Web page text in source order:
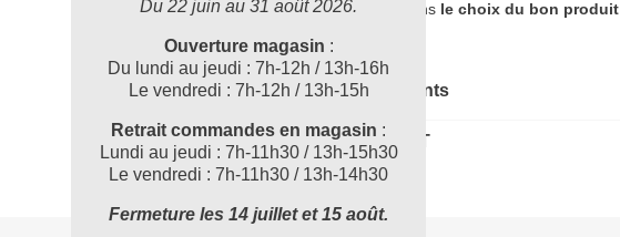
accompagner dans le choix du bon produit
Documents joints
0106100_FT
Du 22 juin au 31 août 2026.
Ouverture magasin :
Du lundi au jeudi : 7h-12h / 13h-16h
Le vendredi : 7h-12h / 13h-15h
Retrait commandes en magasin :
Lundi au jeudi : 7h-11h30 / 13h-15h30
Le vendredi : 7h-11h30 / 13h-14h30
Fermeture les 14 juillet et 15 août.